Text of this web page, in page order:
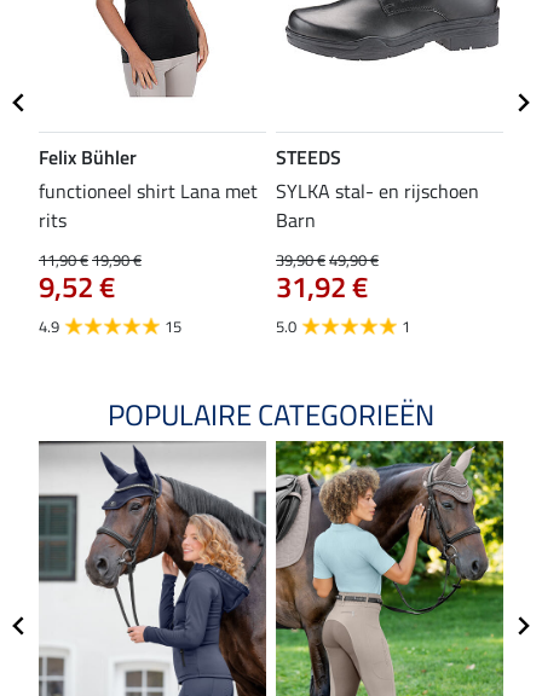
Felix Bühler
functioneel shirt Lana met
rits
11,90 €19,90 €
9,52 €
4.9 15
STEEDS
SYLKA stal- en rijschoen
Barn
39,90 €49,90 €
31,92 €
5.0 1
POPULAIRE CATEGORIEËN